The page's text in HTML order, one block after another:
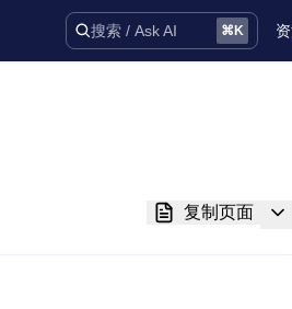
搜索 / Ask AI ⌘ K
技
复制页面